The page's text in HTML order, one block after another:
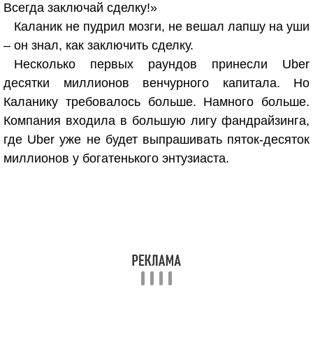
Всегда заключай сделку!»
Каланик не пудрил мозги, не вешал лапшу на уши
– он знал, как заключить сделку.
Несколько первых раундов принесли Uber
десятки миллионов венчурного капитала. Но
Каланику требовалось больше. Намного больше.
Компания входила в большую лигу фандрайзинга,
где Uber уже не будет выпрашивать пяток-десяток
миллионов у богатенького энтузиаста.